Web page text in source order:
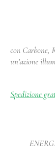
con Carbone,
un’azione
Spedizione